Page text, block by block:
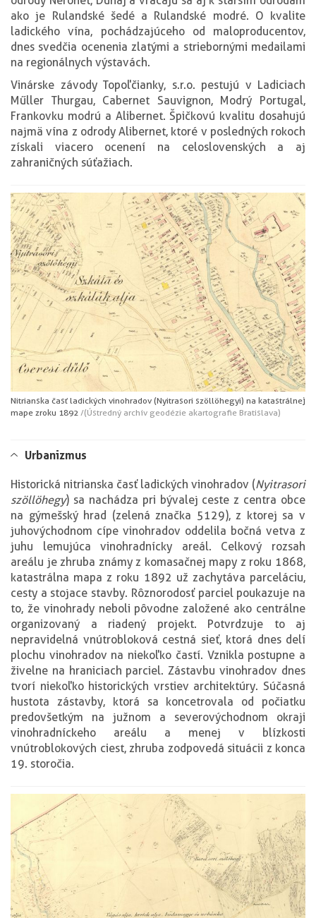
ako je Rulandské šedé a Rulandské modré. O kvalite
ladického vína, pochádzajúceho od maloproducentov,
dnes svedčia ocenenia zlatými a striebornými medailami
na regionálnych výstavách.
Vinárske závody Topoľčianky, s.r.o. pestujú v Ladiciach
Műller Thurgau, Cabernet Sauvignon, Modrý Portugal,
Frankovku modrú a Alibernet. Špičkovú kvalitu dosahujú
najmä vína z odrody Alibernet, ktoré v posledných rokoch
získali viacero ocenení na celoslovenských a aj
zahraničných súťažiach.
Nitrianska časť ladických vinohradov (Nyitrasori szöllöhegyi) na katastrálnej
mape z roku 1892 /(Ústredný archív geodézie a kartografie Bratislava)
Urbanizmus
Historická nitrianska časť ladických vinohradov (Nyitrasori
szöllöhegy) sa nachádza pri bývalej ceste z centra obce
na gýmešský hrad (zelená značka 5129), z ktorej sa v
juhovýchodnom cípe vinohradov oddelila bočná vetva z
juhu lemujúca vinohradnícky areál. Celkový rozsah
areálu je zhruba známy z komasačnej mapy z roku 1868,
katastrálna mapa z roku 1892 už zachytáva parceláciu,
cesty a stojace stavby. Rôznorodosť parciel poukazuje na
to, že vinohrady neboli pôvodne založené ako centrálne
organizovaný a riadený projekt. Potvrdzuje to aj
nepravidelná vnútrobloková cestná sieť, ktorá dnes delí
plochu vinohradov na niekoľko častí. Vznikla postupne a
živelne na hraniciach parciel. Zástavbu vinohradov dnes
tvorí niekoľko historických vrstiev architektúry. Súčasná
hustota zástavby, ktorá sa koncetrovala od počiatku
predovšetkým na južnom a severovýchodnom okraji
vinohradníckeho areálu a menej v blízkosti
vnútroblokových ciest, zhruba zodpovedá situácii z konca
19. storočia.